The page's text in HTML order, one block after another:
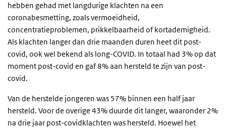
hebben gehad met langdurige klachten na een
coronabesmetting, zoals vermoeidheid,
concentratieproblemen, prikkelbaarheid of kortademigheid.
Als klachten langer dan drie maanden duren heet dit post-
covid, ook wel bekend als long-COVID. In totaal had 3% op dat
moment post-covid en gaf 8% aan hersteld te zijn van post-
covid.
Van de herstelde jongeren was 57% binnen een half jaar
hersteld. Voor de overige 43% duurde dit langer, waaronder 2%
na drie jaar post-covidklachten was hersteld. Hoewel het